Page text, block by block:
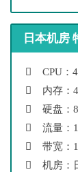
日本机房
CPU：
内存：
硬盘：
流量：
带宽：
机房：